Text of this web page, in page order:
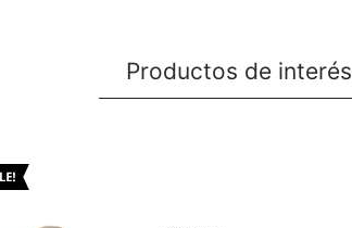
Productos de interés